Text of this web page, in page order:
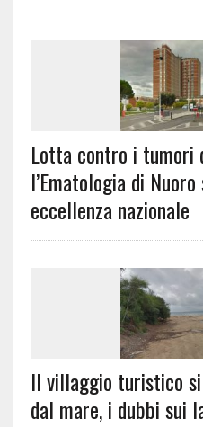
Lotta contro i tumori
l’Ematologia di
eccellenza nazionale
Il villaggio turistico
dal mare, i dubbi sui